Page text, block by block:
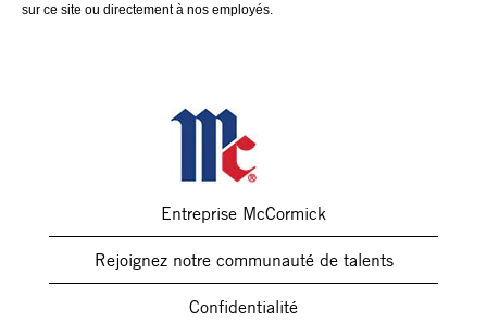
sur ce site ou directement à nos employés.
Entreprise McCormick
Rejoignez notre communauté de talents
Confidentialité